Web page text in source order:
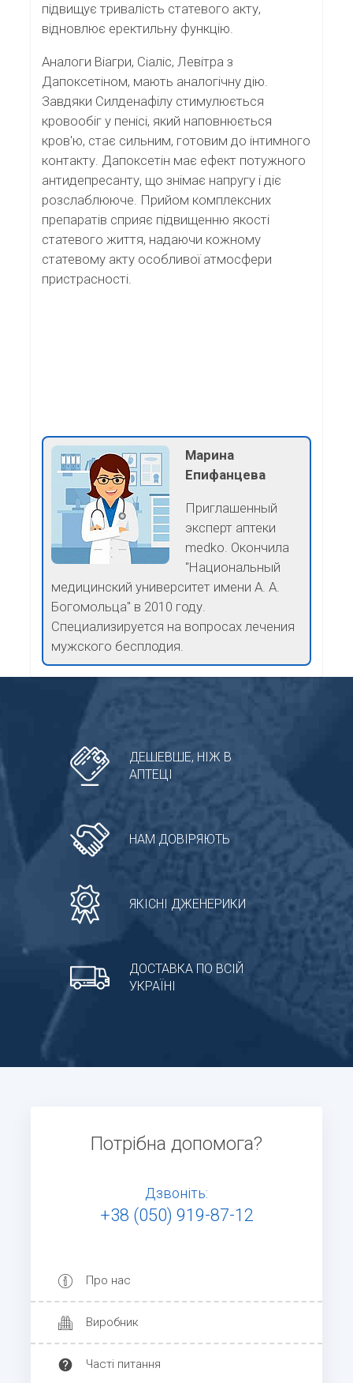
підвищує тривалість статевого акту,
відновлює еректильну функцію.
Аналоги Віагри, Сіаліс, Левітра з
Дапоксетіном, мають аналогічну дію.
Завдяки Силденафілу стимулюється
кровообіг у пенісі, який наповнюється
кров'ю, стає сильним, готовим до інтимного
контакту. Дапоксетін має ефект потужного
антидепресанту, що знімає напругу і діє
розслаблююче. Прийом комплексних
препаратів сприяє підвищенню якості
статевого життя, надаючи кожному
статевому акту особливої атмосфери
пристрасності.
Марина
Епифанцева
Приглашенный
эксперт аптеки
medko. Окончила
"Национальный
медицинский университет имени А. А.
Богомольца" в 2010 году.
Специализируется на вопросах лечения
мужского бесплодия.
ДЕШЕВШЕ, НІЖ В
АПТЕЦІ
НАМ ДОВІРЯЮТЬ
ЯКІСНІ ДЖЕНЕРИКИ
ДОСТАВКА ПО ВСІЙ
УКРАЇНІ
Потрібна допомога?
Дзвоніть:
+38 (050) 919-87-12
Про нас
Виробник
Часті питання